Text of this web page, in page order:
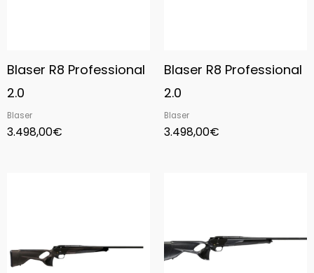
Blaser R8 Professional
2.0
Blaser
3.498,00€
Blaser R8 Professional
2.0
Blaser
3.498,00€